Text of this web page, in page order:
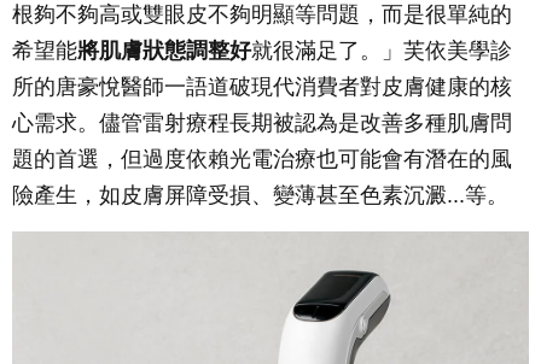
根夠不夠高或雙眼皮不夠明顯等問題，而是很單純的
希望能將肌膚狀態調整好就很滿足了。」芙依美學診
所的唐豪悅醫師一語道破現代消費者對皮膚健康的核
心需求。儘管雷射療程長期被認為是改善多種肌膚問
題的首選，但過度依賴光電治療也可能會有潛在的風
險產生，如皮膚屏障受損、變薄甚至色素沉澱...等。